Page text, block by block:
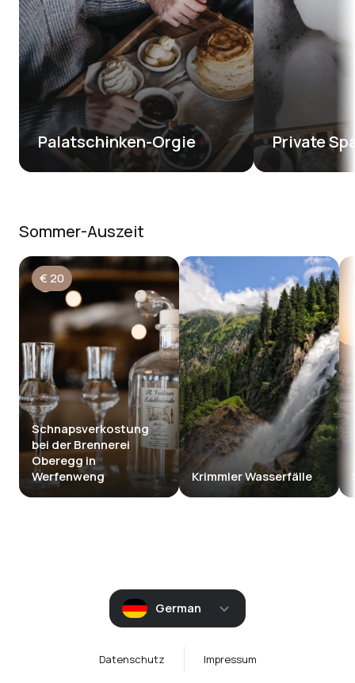
Palatschinken-Orgie Private
Sommer-Auszeit
€20
Schnapsverkostung
bei der Brennerei
Oberegg in
Werfenweng
Krimmler Wasserfälle
Datenschutz Impressum
German